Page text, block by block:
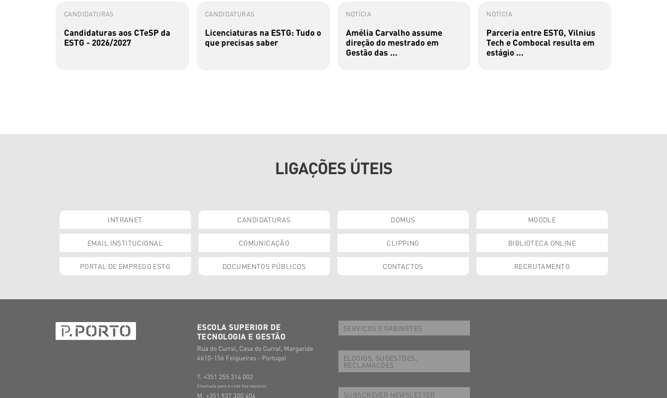
CANDIDATURAS
Candidaturas aos CTeSP da
ESTG - 2026/2027
CANDIDATURAS
Licenciaturas na ESTG: Tudo o
que precisas saber
NOTÍCIA
Amélia Carvalho assume
direção do mestrado em
Gestão das ...
NOTÍCIA
Parceria entre ESTG, Vilnius
Tech e Combocal resulta em
estágio ...
LIGAÇÕES ÚTEIS
INTRANET CANDIDATURAS DOMUS MOODLE
EMAIL INSTITUCIONAL COMUNICAÇÃO CLIPPING BIBLIOTECA ONLINE
PORTAL DE EMPREGO ESTG DOCUMENTOS PÚBLICOS CONTACTOS RECRUTAMENTO
ESCOLA SUPERIOR DE
TECNOLOGIA E GESTÃO
Rua do Curral, Casa do Curral, Margaride
4610-156 Felgueiras - Portugal
T. +351 255 314 002
Chamada para a rede fixa nacional
M. +351 937 300 404
SERVIÇOS E GABINETES
ELOGIOS, SUGESTÕES,
RECLAMAÇÕES
SUBSCREVER NEWSLETTER